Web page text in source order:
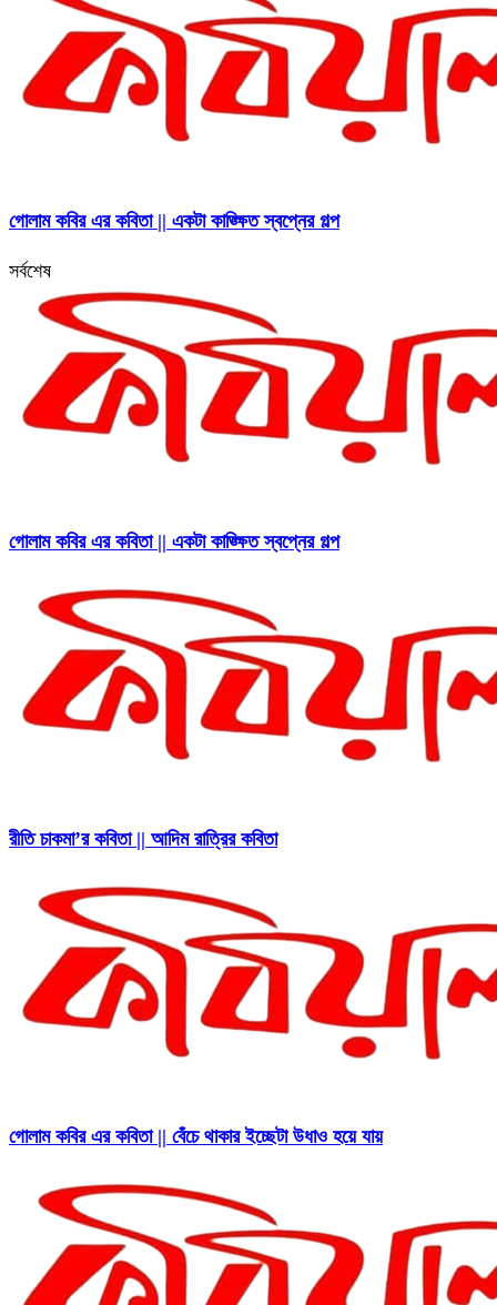
গোলাম কবির এর কবিতা || একটা কাঙ্ক্ষিত স্বপ্নের গল্প
সর্বশেষ
গোলাম কবির এর কবিতা || একটা কাঙ্ক্ষিত স্বপ্নের গল্প
রীতি চাকমা’র কবিতা || আদিম রাত্রির কবিতা
গোলাম কবির এর কবিতা || বেঁচে থাকার ইচ্ছেটা উধাও হয়ে যায়